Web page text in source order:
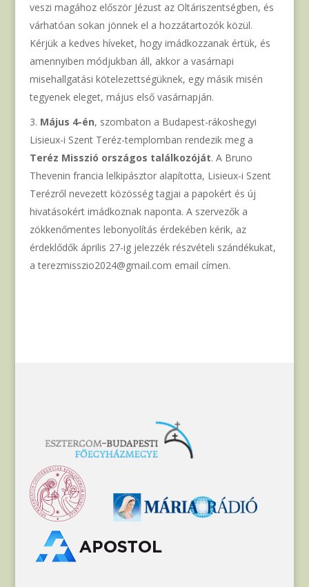
veszi magához először Jézust az Oltáriszentségben, és
várhatóan sokan jönnek el a hozzátartozók közül.
Kérjük a kedves híveket, hogy imádkozzanak értük, és
amennyiben módjukban áll, akkor a vasárnapi
misehallgatási kötelezettségüknek, egy másik misén
tegyenek eleget, május első vasárnapján.
Május 4-én, szombaton a Budapest-rákoshegyi
Lisieux-i Szent Teréz-templomban rendezik meg a
Teréz Misszió országos találkozóját. A Bruno
Thevenin francia lelkipásztor alapította, Lisieux-i Szent
Terézről nevezett közösség tagjai a papokért és új
hivatásokért imádkoznak naponta. A szervezők a
zökkenőmentes lebonyolítás érdekében kérik, az
érdeklődők április 27-ig jelezzék részvételi szándékukat,
a terezmisszio2024@gmail.com email címen.